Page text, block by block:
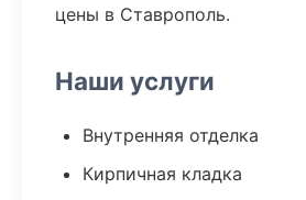
цены в Ставрополь.
Наши услуги
Внутренняя отделка
Кирпичная кладка